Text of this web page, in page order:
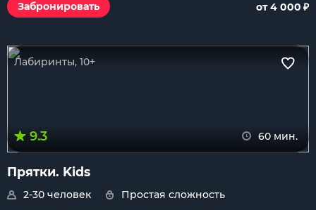
Забронировать
от 4 000 ₽
Лабиринты, 10+
9.3 60 мин.
Прятки. Kids
2-30 человек
Простая сложность